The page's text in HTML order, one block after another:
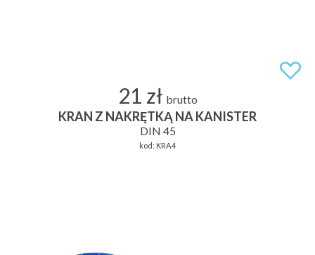
21 zł brutto
KRAN Z NAKRĘTKĄ NA KANISTER
DIN 45
kod: KRA4